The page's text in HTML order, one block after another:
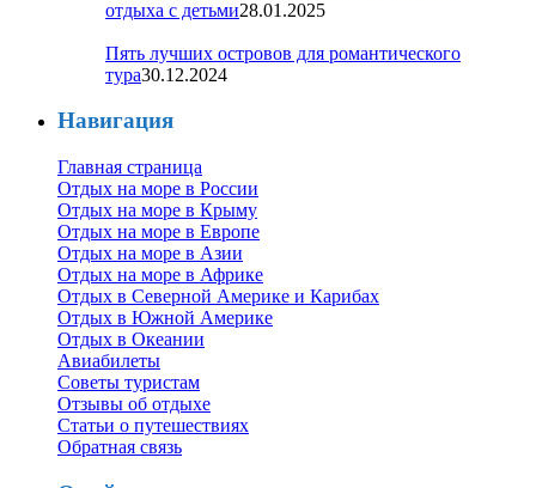
отдыха с детьми28.01.2025
Пять лучших островов для романтического
тура30.12.2024
Навигация
Главная страница
Отдых на море в России
Отдых на море в Крыму
Отдых на море в Европе
Отдых на море в Азии
Отдых на море в Африке
Отдых в Северной Америке и Карибах
Отдых в Южной Америке
Отдых в Океании
Авиабилеты
Советы туристам
Отзывы об отдыхе
Статьи о путешествиях
Обратная связь